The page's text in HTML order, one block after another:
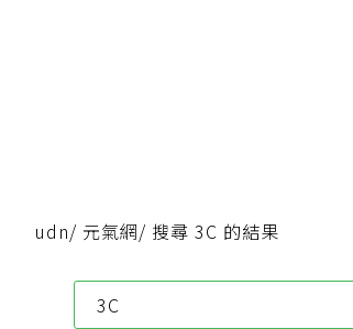
udn/ 元氣網/ 搜尋 3C 的結果